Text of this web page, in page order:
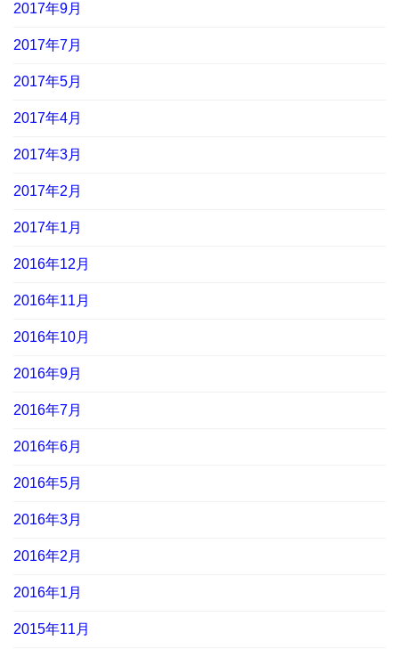
2017年9月
2017年7月
2017年5月
2017年4月
2017年3月
2017年2月
2017年1月
2016年12月
2016年11月
2016年10月
2016年9月
2016年7月
2016年6月
2016年5月
2016年3月
2016年2月
2016年1月
2015年11月